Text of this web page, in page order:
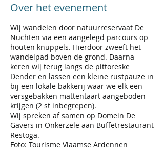
Over het evenement
Wij wandelen door natuurreservaat De
Nuchten via een aangelegd parcours op
houten knuppels. Hierdoor zweeft het
wandelpad boven de grond. Daarna
keren wij terug langs de pittoreske
Dender en lassen een kleine rustpauze in
bij een lokale bakkerij waar we elk een
versgebakken mattentaart aangeboden
krijgen (2 st inbegrepen).
Wij spreken af samen op Domein De
Gavers in Onkerzele aan Buffetrestaurant
Restoga.
Foto: Tourisme Vlaamse Ardennen